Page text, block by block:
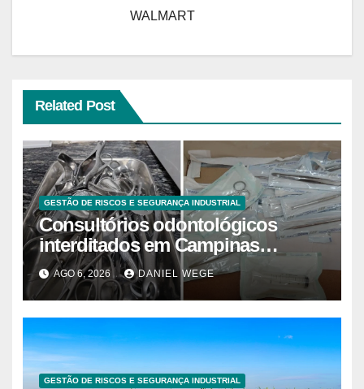
WALMART
Related Post
GESTÃO DE RISCOS E SEGURANÇA INDUSTRIAL
Consultórios odontológicos
interditados em Campinas
superam 2025
AGO 6, 2026 DANIEL WEGE
GESTÃO DE RISCOS E SEGURANÇA INDUSTRIAL